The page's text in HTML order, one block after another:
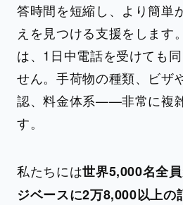
答時間を短縮し、より簡単
えを見つける支援をします
は、1日中電話を受けても
せん。手荷物の種類、ビザ
認、料金体系——非常に複
す。
私たちには世界5,000名全
ジベースに2万8,000以上の